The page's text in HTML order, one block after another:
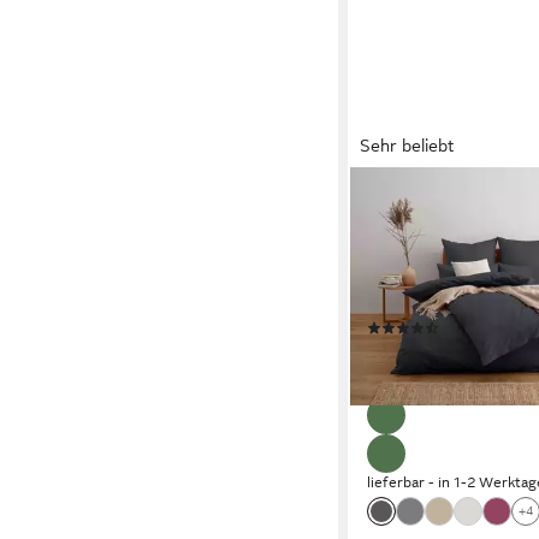
Sehr beliebt
Bettwäsche Luisa,
4 Qualitäten für dein
Schlafgefühl (von
Premium)
ab 24,49 € UVP 53,99 €
-55%
lieferbar - in 1-2
+4